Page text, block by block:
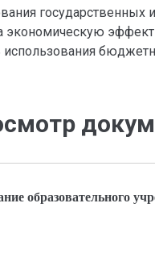
государственных
использования
образовательного